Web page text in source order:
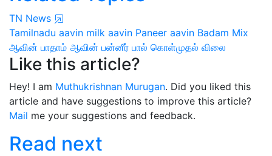
TN News
Tamilnadu aavin milk aavin Paneer aavin Badam Mix
ஆவின் பாதாம் ஆவின் பன்னீர் பால் கொள்முதல் விலை
Like this article?
Hey! I am Muthukrishnan Murugan. Did you liked this
article and have suggestions to improve this article?
Mail me your suggestions and feedback.
Read next